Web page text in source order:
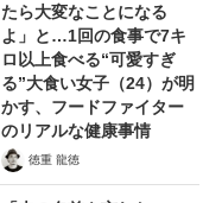
たら大変なことになる
よ」と…1回の食事で7キ
ロ以上食べる“可愛すぎ
る”大食い女子（24）が明
かす、フードファイター
のリアルな健康事情
徳重 龍徳